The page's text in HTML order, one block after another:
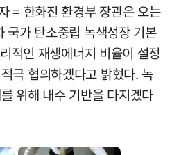
= 한화진 환경부 장관은 오는
가 탄소중립 녹색성장 기본
인 재생에너지 비율이 설정
극 협의하겠다고 밝혔다. 녹
위해 내수 기반을 다지겠다